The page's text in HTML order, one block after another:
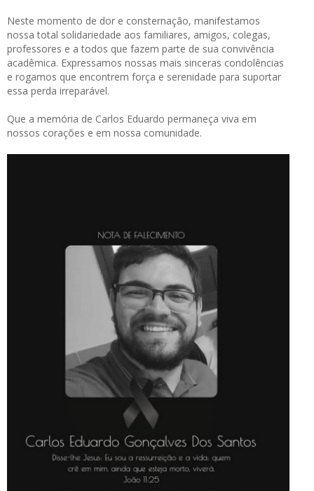
Neste momento de dor e consternação, manifestamos
nossa total solidariedade aos familiares, amigos, colegas,
professores e a todos que fazem parte de sua convivência
acadêmica. Expressamos nossas mais sinceras condolências
e rogamos que encontrem força e serenidade para suportar
essa perda irreparável.
Que a memória de Carlos Eduardo permaneça viva em
nossos corações e em nossa comunidade.